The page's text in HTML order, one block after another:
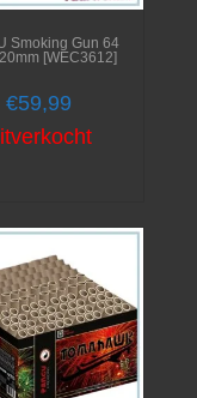
Smoking Gun 64
[WEC3612]
€59,99